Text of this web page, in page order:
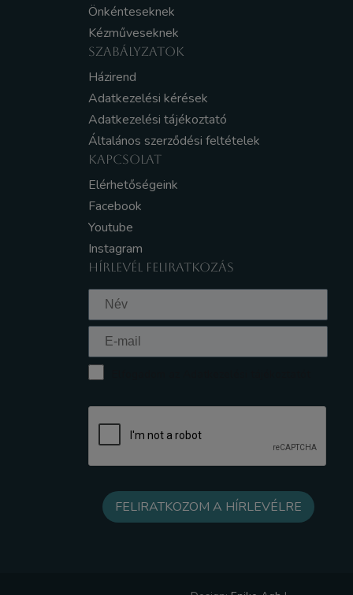
Önkénteseknek
Kézműveseknek
SZABÁLYZATOK
Házirend
Adatkezelési kérések
Adatkezelési tájékoztató
Általános szerződési feltételek
KAPCSOLAT
Elérhetőségeink
Facebook
Youtube
Instagram
HÍRLEVÉL FELIRATKOZÁS